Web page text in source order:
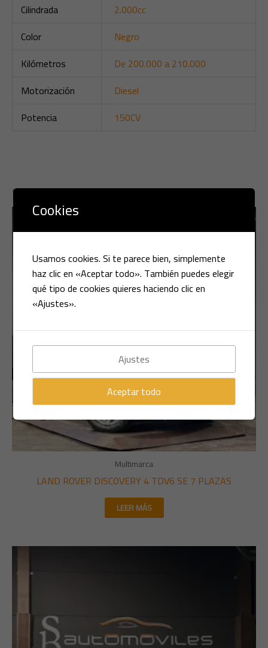
Cilindrada
2.000cc
Color
Negro
Kilómetros
De 200.000 a 210.000
Motorización
Diesel
Potencia
150CV
Productos relacionados
Multimarca
LAND ROVER DISCOVERY 4 TDV6 SE 7 PLAZAS
LEER MÁS
Cookies
Usamos cookies. Si te parece bien, simplemente
haz clic en «Aceptar todo». También puedes elegir
qué tipo de cookies quieres haciendo clic en
«Ajustes».
Ajustes
Aceptar todo